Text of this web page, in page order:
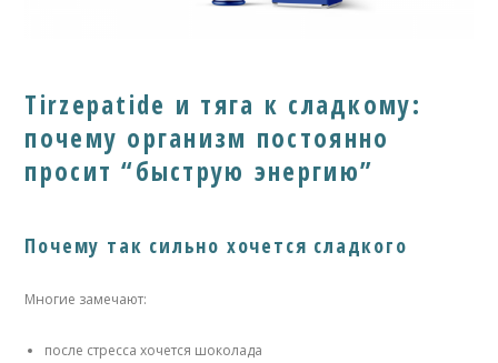
Tirzepatide и тяга к сладкому:
почему организм постоянно
просит “быструю энергию”
Почему так сильно хочется сладкого
Многие замечают:
после стресса хочется шоколада